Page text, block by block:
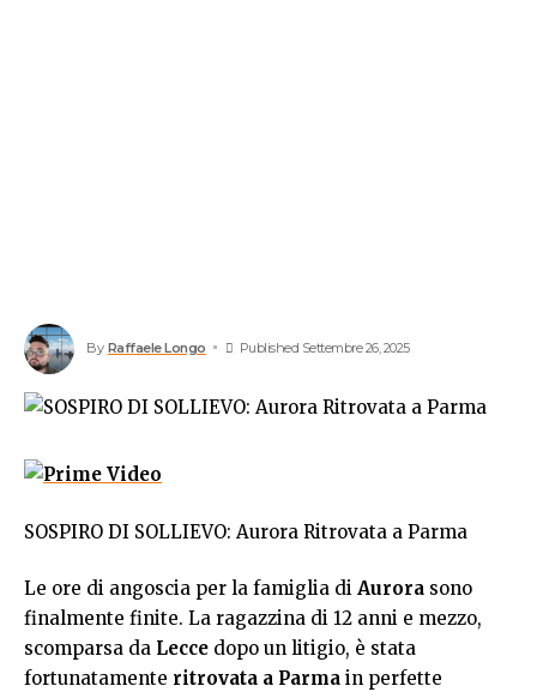
By Raffaele Longo Published Settembre 26, 2025
SOSPIRO DI SOLLIEVO: Aurora Ritrovata a Parma
Le ore di angoscia per la famiglia di Aurora sono
finalmente finite. La ragazzina di 12 anni e mezzo,
scomparsa da Lecce dopo un litigio, è stata
fortunatamente ritrovata a Parma in perfette